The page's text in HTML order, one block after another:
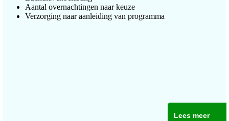
Aantal overnachtingen naar keuze
Verzorging naar aanleiding van programma
Lees meer